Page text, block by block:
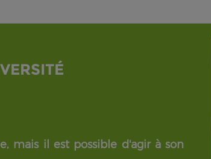
mais il est possible d'agir à son